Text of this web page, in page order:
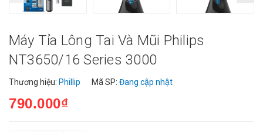
Máy Tỉa Lông Tai Và Mũi Philips
NT3650/16 Series 3000
Thương hiệu: Phillip Mã SP: Đang cập nhật
790.000₫